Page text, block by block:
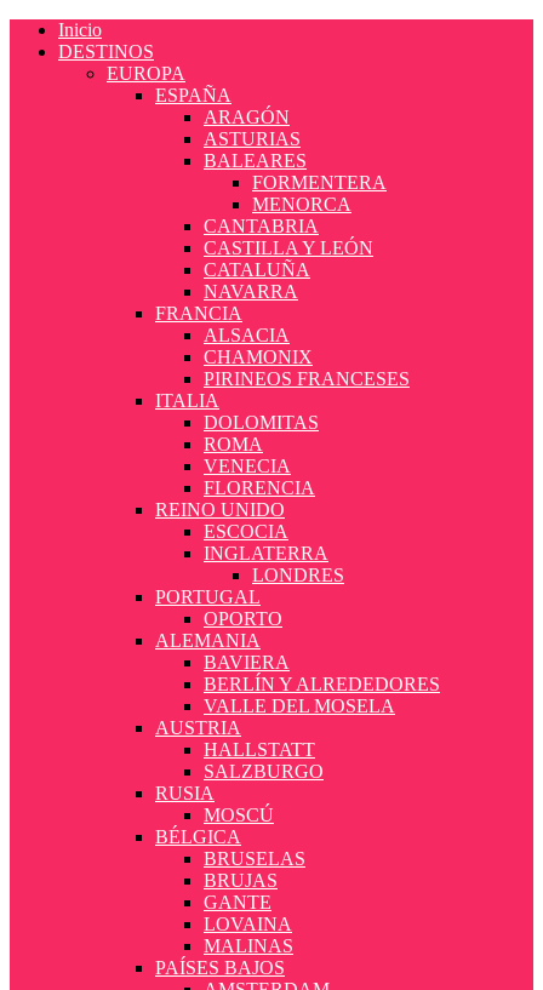
Inicio
DESTINOS
EUROPA
ESPAÑA
ARAGÓN
ASTURIAS
BALEARES
FORMENTERA
MENORCA
CANTABRIA
CASTILLA Y LEÓN
CATALUÑA
NAVARRA
FRANCIA
ALSACIA
CHAMONIX
PIRINEOS FRANCESES
ITALIA
DOLOMITAS
ROMA
VENECIA
FLORENCIA
REINO UNIDO
ESCOCIA
INGLATERRA
LONDRES
PORTUGAL
OPORTO
ALEMANIA
BAVIERA
BERLÍN Y ALREDEDORES
VALLE DEL MOSELA
AUSTRIA
HALLSTATT
SALZBURGO
RUSIA
MOSCÚ
BÉLGICA
BRUSELAS
BRUJAS
GANTE
LOVAINA
MALINAS
PAÍSES BAJOS